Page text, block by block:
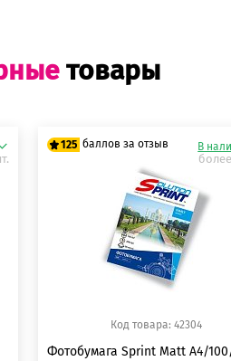
товары
125 баллов за отзыв
125 баллов
125 баллов
В
Код товара: 42304
Фотобумага Sprint Matt A4/